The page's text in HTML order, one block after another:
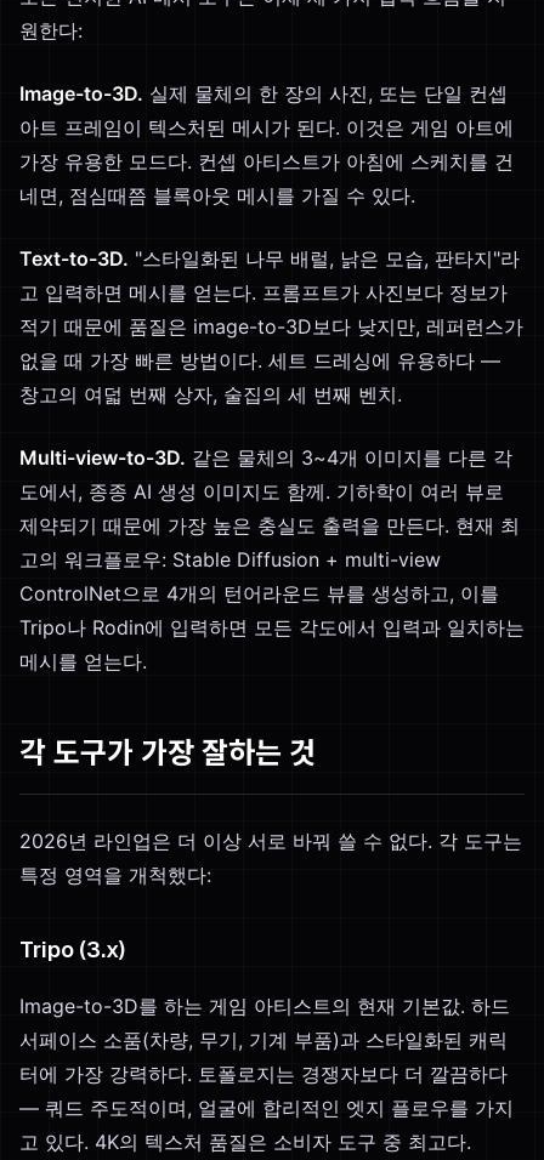
원한다:
Image-to-3D. 실제 물체의 한 장의 사진, 또는 단일 컨셉
아트 프레임이 텍스처된 메시가 된다. 이것은 게임 아트에
가장 유용한 모드다. 컨셉 아티스트가 아침에 스케치를 건
네면, 점심때쯤 블록아웃 메시를 가질 수 있다.
Text-to-3D. "스타일화된 나무 배럴, 낡은 모습, 판타지"라
고 입력하면 메시를 얻는다. 프롬프트가 사진보다 정보가
적기 때문에 품질은 image-to-3D보다 낮지만, 레퍼런스가
없을 때 가장 빠른 방법이다. 세트 드레싱에 유용하다 —
창고의 여덟 번째 상자, 술집의 세 번째 벤치.
Multi-view-to-3D. 같은 물체의 3~4개 이미지를 다른 각
도에서, 종종 AI 생성 이미지도 함께. 기하학이 여러 뷰로
제약되기 때문에 가장 높은 충실도 출력을 만든다. 현재 최
고의 워크플로우: Stable Diffusion + multi-view
ControlNet으로 4개의 턴어라운드 뷰를 생성하고, 이를
Tripo나 Rodin에 입력하면 모든 각도에서 입력과 일치하는
메시를 얻는다.
각 도구가 가장 잘하는 것
2026년 라인업은 더 이상 서로 바꿔 쓸 수 없다. 각 도구는
특정 영역을 개척했다:
Tripo (3.x)
Image-to-3D를 하는 게임 아티스트의 현재 기본값. 하드
서페이스 소품(차량, 무기, 기계 부품)과 스타일화된 캐릭
터에 가장 강력하다. 토폴로지는 경쟁자보다 더 깔끔하다
— 쿼드 주도적이며, 얼굴에 합리적인 엣지 플로우를 가지
고 있다. 4K의 텍스처 품질은 소비자 도구 중 최고다.